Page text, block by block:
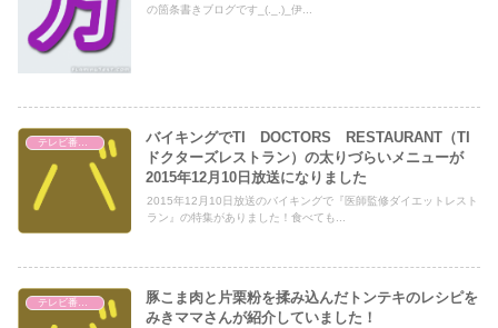
の箇条書きブログです_(._.)_伊...
テレビ番組レビュー
バイキングでTI DOCTORS RESTAURANT（TI
ドクターズレストラン）の太りづらいメニューが
2015年12月10日放送になりました
2015年12月10日放送のバイキングで『医師監修ダイエットレスト
ラン』の特集がありました！食べても...
テレビ番組レビュー
豚こま肉と片栗粉を揉み込んだトンテキのレシピを
みきママさんが紹介していました！